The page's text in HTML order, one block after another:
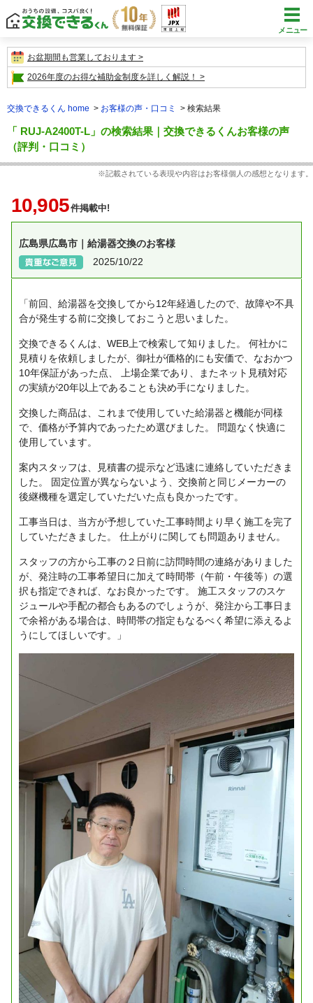
メニュー
お盆期間も営業しております
2026年度のお得な補助金制度を詳しく解説！
交換できるくん home お客様の声・口コミ 検索結果
「 RUJ-A2400T-L」の検索結果｜交換できるくんお客様の声
（評判・口コミ）
※記載されている表現や内容はお客様個人の感想となります。
10,905件掲載中!
広島県広島市｜給湯器交換のお客様
2025/10/22
「前回、給湯器を交換してから12年経過したので、故障や不具
合が発生する前に交換しておこうと思いました。
交換できるくんは、WEB上で検索して知りました。
何社かに
見積りを依頼しましたが、御社が価格的にも安価で、なおかつ
10年保証があった点、
上場企業であり、またネット見積対応
の実績が20年以上であることも決め手になりました。
交換した商品は、これまで使用していた給湯器と機能が同様
で、価格が予算内であったため選びました。
問題なく快適に
使用しています。
案内スタッフは、見積書の提示など迅速に連絡していただきま
した。
固定位置が異ならないよう、交換前と同じメーカーの
後継機種を選定していただいた点も良かったです。
工事当日は、当方が予想していた工事時間より早く施工を完了
していただきました。
仕上がりに関しても問題ありません。
スタッフの方から工事の２日前に訪問時間の連絡がありました
が、発注時の工事希望日に加えて時間帯（午前・午後等）の選
択も指定できれば、なお良かったです。
施工スタッフのスケ
ジュールや手配の都合もあるのでしょうが、発注から工事日ま
で余裕がある場合は、時間帯の指定もなるべく希望に添えるよ
うにしてほしいです。」